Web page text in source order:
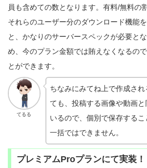
員も含めての数となります。有料/無料の
それらのユーザー分のダウンロード機能
と、かなりのサーバースペックが必要と
め、今のプラン金額では賄えなくなるの
とができます。
てるる
ちなみにみてね上で作成さ
ても、投稿する画像や動画
いるので、個別で保存するこ
一括ではできません。
プレミアムProプランにて実装！